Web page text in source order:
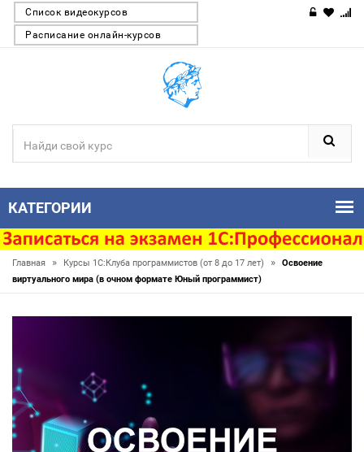
Список видеокурсов
Расписание онлайн-курсов
КАТЕГОРИИ
Главная » Курсы 1С:Клуба программистов (от 8 до 17 лет) »
Освоение
виртуального мира (в очном формате Юный программист)